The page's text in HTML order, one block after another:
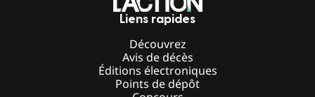
Liens rapides
Découvrez
Avis de décès
Éditions électroniques
Points de dépôt